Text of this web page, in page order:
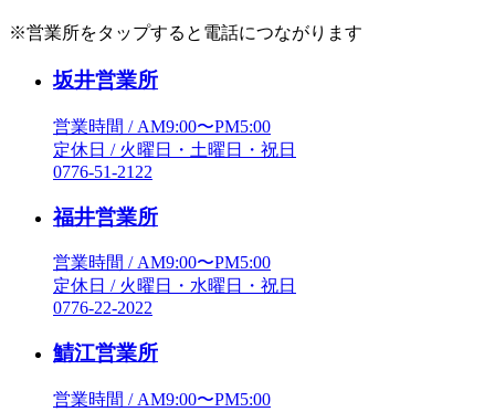
※営業所をタップすると電話につながります
坂井営業所
営業時間 / AM9:00〜PM5:00
定休日 / 火曜日・土曜日・祝日
0776-51-2122
福井営業所
営業時間 / AM9:00〜PM5:00
定休日 / 火曜日・水曜日・祝日
0776-22-2022
鯖江営業所
営業時間 / AM9:00〜PM5:00